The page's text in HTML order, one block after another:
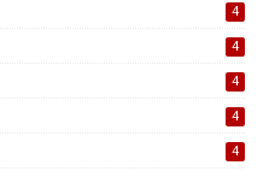
4
4
4
4
4